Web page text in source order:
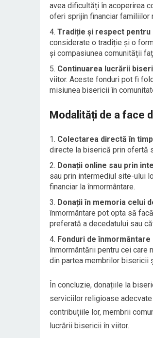
avea dificultăți în acoperirea
oferi sprijin financiar familiilor
Tradiție și respect pentru
considerate o tradiție și o
și compasiunea comunității
Continuarea lucrării
viitor. Aceste fonduri pot fi
misiunea bisericii în
Modalități de a face
Colectarea directă în
directe la biserică prin ofertă
Donații online sau prin
sau prin intermediul site-ului
financiar la înmormântare.
Donații în memoria celui
înmormântare pot opta să
preferată a decedatului sau
Fonduri de
înmormântării pentru cei care
din partea membrilor bisericii
În concluzie, donațiile la
serviciilor religioase
contribuțiile lor, membrii
lucrării bisericii în viitor.